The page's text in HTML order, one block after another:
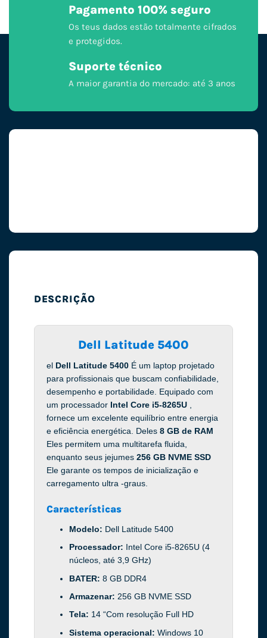
Pagamento 100% seguro
Os teus dados estão totalmente cifrados
e protegidos.
Suporte técnico
A maior garantia do mercado: até 3 anos
DESCRIÇÃO
Dell Latitude 5400
el Dell Latitude 5400 É um laptop projetado
para profissionais que buscam confiabilidade,
desempenho e portabilidade. Equipado com
um processador Intel Core i5-8265U ,
fornece um excelente equilíbrio entre energia
e eficiência energética. Deles 8 GB de RAM
Eles permitem uma multitarefa fluida,
enquanto seus jejumes 256 GB NVME SSD
Ele garante os tempos de inicialização e
carregamento ultra -graus.
Características
Modelo: Dell Latitude 5400
Processador: Intel Core i5-8265U (4
núcleos, até 3,9 GHz)
BATER: 8 GB DDR4
Armazenar: 256 GB NVME SSD
Tela: 14 “Com resolução Full HD
Sistema operacional: Windows 10